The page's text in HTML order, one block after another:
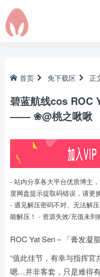
首页 免下载区 正
碧蓝航线cos ROC
—— ❀@桃之啾啾
- 站内分享各大平台优质博主
度网盘提示提取码错误，请更
- 遇见解压密码不对、无法解
能解压！ - 资源失效/充值未
ROC Yat Sen – 「膏发
“值此佳节，有幸与指挥官
嗯…并非客套，只是难得